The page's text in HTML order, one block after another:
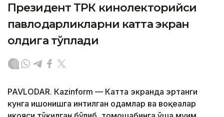
Президент ТРК кинолекторийси
павлодарликларни катта экран
олдига тўплади
PAVLODAR. Кazinform — Катта экранда эртанги
кунга ишонишга интилган одамлар ва воқеалар